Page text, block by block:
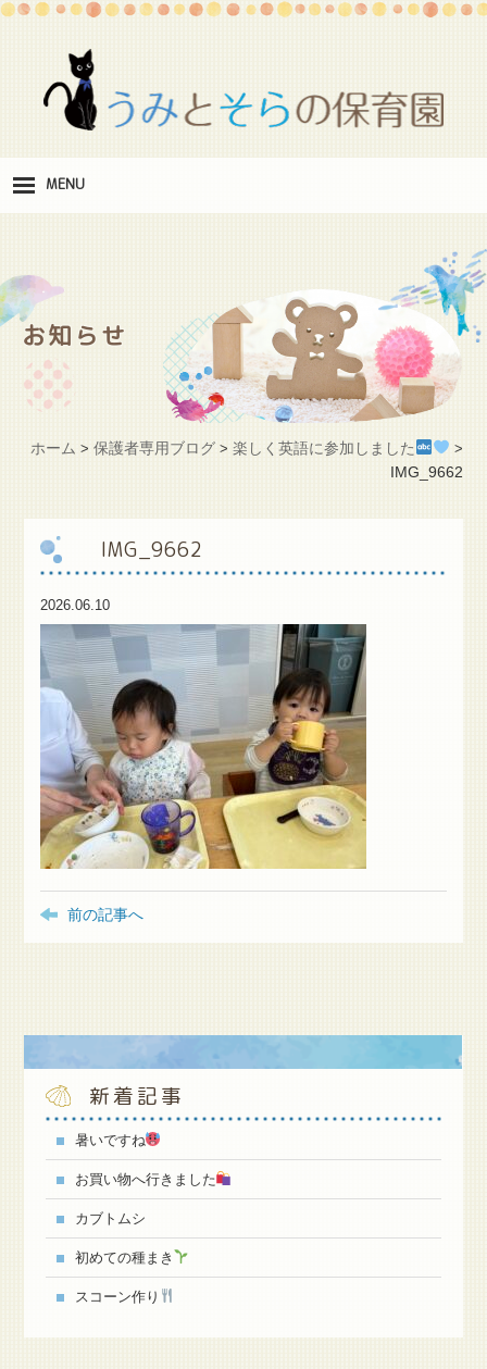
MENU
職
施 設紹介
護者様専用ブログ
お知らせ
ホーム > 保護者専用ブログ> 楽しく英語に参加しました >
IMG_9662
IMG_9662
2026.06.10
前の記事へ
新着記事
暑いですね
お買い物へ行きました
カブトムシ
初めての種まき
スコーン作り